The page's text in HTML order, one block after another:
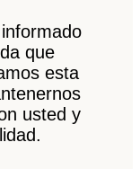
que
esta
usted y